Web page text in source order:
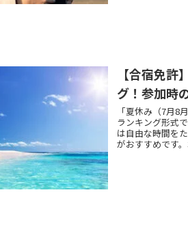
【合宿免
グ！参加時
「夏休み（7月8
ランキング形式
は自由な時間を
がおすすめです